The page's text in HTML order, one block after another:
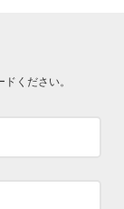
ください。